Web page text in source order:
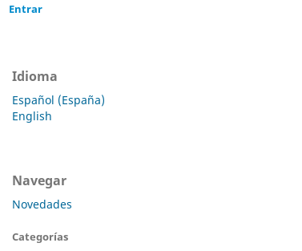
Entrar
Idioma
Español (España)
English
Navegar
Novedades
Categorías